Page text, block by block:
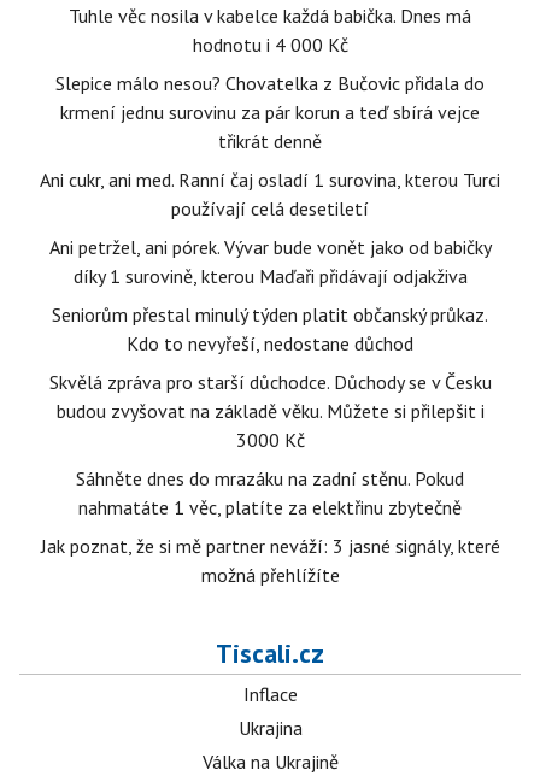
Tuhle věc nosila v kabelce každá babička. Dnes má
hodnotu i 4 000 Kč
Slepice málo nesou? Chovatelka z Bučovic přidala do
krmení jednu surovinu za pár korun a teď sbírá vejce
třikrát denně
Ani cukr, ani med. Ranní čaj osladí 1 surovina, kterou Turci
používají celá desetiletí
Ani petržel, ani pórek. Vývar bude vonět jako od babičky
díky 1 surovině, kterou Maďaři přidávají odjakživa
Seniorům přestal minulý týden platit občanský průkaz.
Kdo to nevyřeší, nedostane důchod
Skvělá zpráva pro starší důchodce. Důchody se v Česku
budou zvyšovat na základě věku. Můžete si přilepšit i
3000 Kč
Sáhněte dnes do mrazáku na zadní stěnu. Pokud
nahmatáte 1 věc, platíte za elektřinu zbytečně
Jak poznat, že si mě partner neváží: 3 jasné signály, které
možná přehlížíte
Tiscali.cz
Inflace
Ukrajina
Válka na Ukrajině